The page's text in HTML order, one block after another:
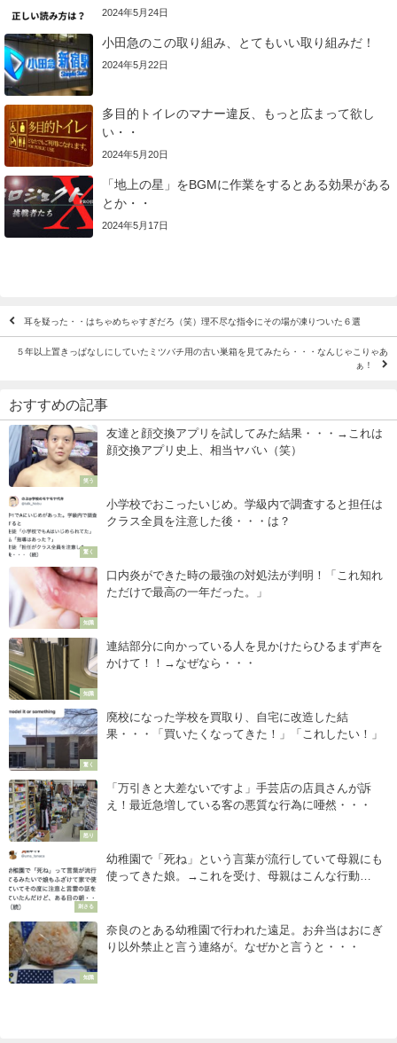
2024年5月24日
小田急のこの取り組み、とてもいい取り組みだ！
2024年5月22日
多目的トイレのマナー違反、もっと広まって欲し
い・・
2024年5月20日
「地上の星」をBGMに作業をするとある効果がある
とか・・
2024年5月17日
耳を疑った・・はちゃめちゃすぎだろ（笑）理不尽な指令にその場が凍りついた６選
５年以上置きっぱなしにしていたミツバチ用の古い巣箱を見てみたら・・・なんじゃこりゃあ
ぁ！
おすすめの記事
笑う
友達と顔交換アプリを試してみた結果・・・→これは
顔交換アプリ史上、相当ヤバい（笑）
驚く
小学校でおこったいじめ。学級内で調査すると担任は
クラス全員を注意した後・・・は？
知識
口内炎ができた時の最強の対処法が判明！「これ知れ
ただけで最高の一年だった。」
知識
連結部分に向かっている人を見かけたらひるまず声を
かけて！！→なぜなら・・・
驚く
廃校になった学校を買取り、自宅に改造した結
果・・・「買いたくなってきた！」「これしたい！」
怒り
「万引きと大差ないですよ」手芸店の店員さんが訴
え！最近急増している客の悪質な行為に唖然・・・
刺さる
幼稚園で「死ね」という言葉が流行していて母親にも
使ってきた娘。→これを受け、母親はこんな行動
知識
奈良のとある幼稚園で行われた遠足。お弁当はおにぎ
り以外禁止と言う連絡が。なぜかと言うと・・・